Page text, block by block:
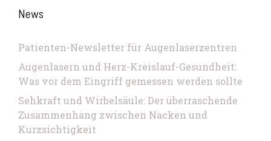
News
Patienten-Newsletter für Augenlaserzentren
Augenlasern und Herz-Kreislauf-Gesundheit:
Was vor dem Eingriff gemessen werden sollte
Sehkraft und Wirbelsäule: Der überraschende
Zusammenhang zwischen Nacken und
Kurzsichtigkeit